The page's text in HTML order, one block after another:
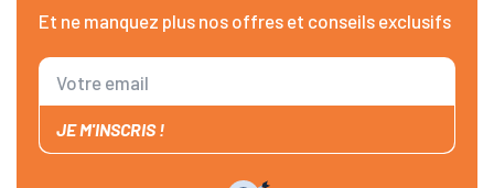
Et ne manquez plus nos offres et conseils exclusifs
JE M'INSCRIS !